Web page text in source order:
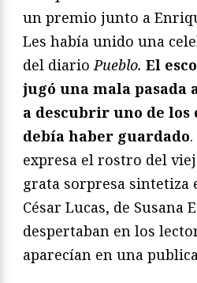
un premio junto a
Les había unido una
del diario Pueblo. El
jugó una mala pasada
a descubrir uno de los
debía haber guardado
expresa el rostro del
grata sorpresa sintetiza
César Lucas, de Susana
despertaban en los
aparecían en una